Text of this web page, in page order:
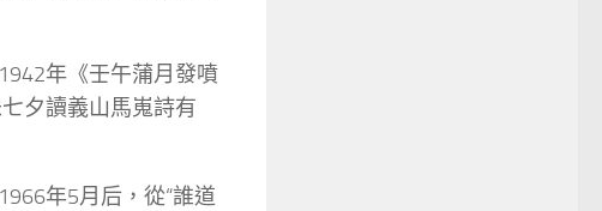
年《壬午蒲月發噴
夕讀義山馬嵬詩有
年5月后，從“誰道